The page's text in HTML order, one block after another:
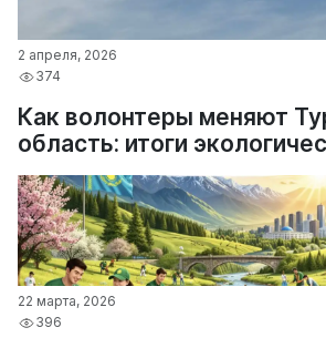
2 апреля, 2026
374
Как волонтеры меняют
область: итоги
22 марта, 2026
396